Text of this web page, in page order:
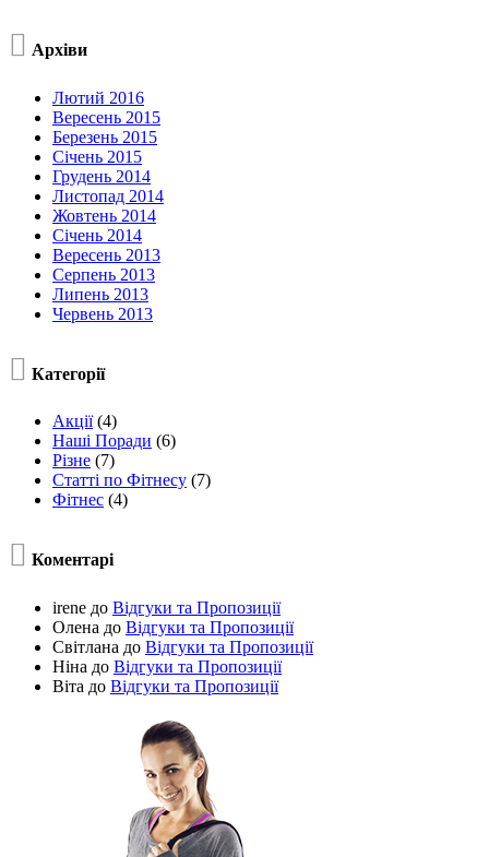
 Архіви
Лютий 2016
Вересень 2015
Березень 2015
Січень 2015
Грудень 2014
Листопад 2014
Жовтень 2014
Січень 2014
Вересень 2013
Серпень 2013
Липень 2013
Червень 2013
 Категорії
Акції(4)
Наші Поради (6)
Різне (7)
Статті по Фітнесу (7)
Фітнес (4)
 Коментарі
irene до Відгуки та Пропозиції
Олена до Відгуки та Пропозиції
Світлана до Відгуки та Пропозиції
Ніна до Відгуки та Пропозиції
Віта до Відгуки та Пропозиції